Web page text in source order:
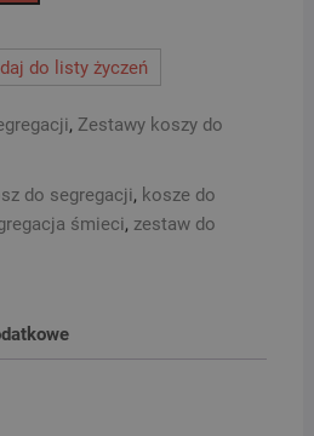
do listy życzeń
, Zestawy koszy do
do segregacji, kosze do
śmieci, zestaw do